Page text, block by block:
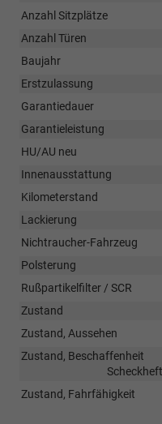
Anzahl Sitzplätze
Anzahl Türen
Baujahr
Erstzulassung
Garantiedauer
Garantieleistung
HU/AU neu
Innenausstattung
Kilometerstand
Lackierung
Nichtraucher-Fahrzeug
Polsterung
Rußpartikelfilter / SCR
Zustand
Zustand, Aussehen
Zustand, Beschaffenheit
Zustand, Fahrfähigkeit